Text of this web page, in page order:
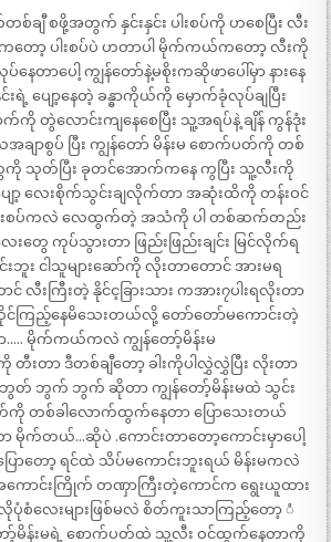
ျီ စဖို့အတွက် နှင်းနှင်း ပါးစပ်ကို ဟစေပြီး လီး
ကတော့ ပါးစပ်ပဲ ဟတာပါ မိုက်ကယ်ကတော့ လီးကို
ပေါ့ ကျွန်တော်နဲ့မစိုးကဆိုဖာပေါ်မှာ နားနေ
ပျော့နေတဲ့ ခန္ဓာကိုယ်ကို မှောက်ခုံလုပ်ချပြီး
က်ကို တွဲလောင်းကျနေစေပြီး သူ့အရပ်နဲ့ ချိန် ကွန်ဒုံး
ချာစွပ် ပြီး ကျွန်တော် မိန်းမ စောက်ပတ်ကို တစ်
ကို သုတ်ပြီး ခုတင်အောက်ကနေ ကွပြီး သူ့လီးကို
ျော့ လေးစိုက်သွင်းချလိုက်တာ အဆုံးထိကို တန်းဝင်
ပါးစပ်ကလဲ လေထွက်တဲ့ အသံကို ပါ တစ်ဆက်တည်း
လေးတွေ ကုပ်သွားတာ ဖြည်းဖြည်းချင်း မြင်လိုက်ရ
ဘူး ငါသူများဆော်ကို လိုးတာတောင် အားမရ
လီးကြီးတဲ့ နိုင်င့ခြားသား ကအား၇ပါးရလိုးတာ
ထိုင်ကြည့်နေမိသေးတယ်လို့ တော်တော်မကောင်းတဲ့
….. မိုက်ကယ်ကလဲ ကျွန်တော့်မိန်းမ
တီးတာ ဒီတစ်ချီတော့ ခါးကိုပါလွှဲလွှဲပြီး လိုးတာ
ဘွက် ဘွက် ဆိုတာ ကျွန်တော့်မိန်းမထဲ သွင်း
တစ်ခါလောက်ထွက်နေတာ ပြောသေးတယ်
ာ မိုက်တယ်…ဆိုပဲ .ကောင်းတာတော့ကောင်းမှာပေါ့
ြောတော့ ရင်ထဲ သိပ်မကောင်းဘူးရယ် မိန်းမကလဲ
ောင်းကြိုက် တဏှာကြီးတဲ့ကောင်က ရွေးယူထား
လေးများဖြစ်မလဲ စိတ်ကူးသာကြည့်တော့
မိန်းမရဲ့ စောက်ပတ်ထဲ သူ့လီး ဝင်ထွက်နေတာကို